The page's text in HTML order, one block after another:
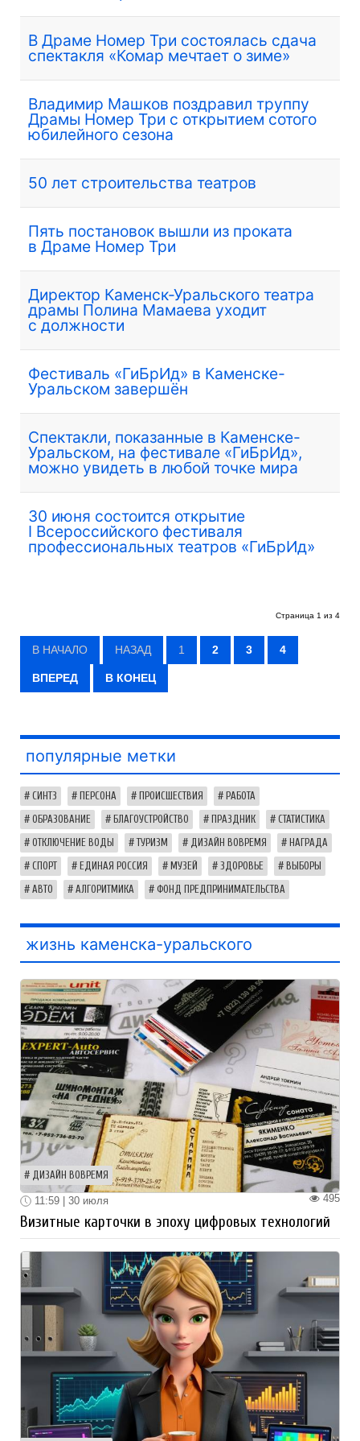
В Драме Номер Три состоялась сдача
спектакля «Комар мечтает о зиме»
Владимир Машков поздравил труппу
Драмы Номер Три с открытием сотого
юбилейного сезона
50 лет строительства театров
Пять постановок вышли из проката
в Драме Номер Три
Директор Каменск-Уральского театра
драмы Полина Мамаева уходит
с должности
Фестиваль «ГиБрИд» в Каменске-
Уральском завершён
Спектакли, показанные в Каменске-
Уральском, на фестивале «ГиБрИд»,
можно увидеть в любой точке мира
30 июня состоится открытие
I Всероссийского фестиваля
профессиональных театров «ГиБрИд»
Страница 1 из 4
В НАЧАЛО НАЗАД 1 2 3 4
ВПЕРЕД В КОНЕЦ
популярные метки
СИНТЗ ПЕРСОНА ПРОИСШЕСТВИЯ РАБОТА
ОБРАЗОВАНИЕ БЛАГОУСТРОЙСТВО ПРАЗДНИК СТАТИСТИКА
ОТКЛЮЧЕНИЕ ВОДЫ ТУРИЗМ ДИЗАЙН ВОВРЕМЯ НАГРАДА
СПОРТ ЕДИНАЯ РОССИЯ МУЗЕЙ ЗДОРОВЬЕ ВЫБОРЫ
АВТО АЛГОРИТМИКА ФОНД ПРЕДПРИНИМАТЕЛЬСТВА
жизнь каменска-уральского
ДИЗАЙН ВОВРЕМЯ
495
11:59 | 30 июля
Визитные карточки в эпоху цифровых технологий